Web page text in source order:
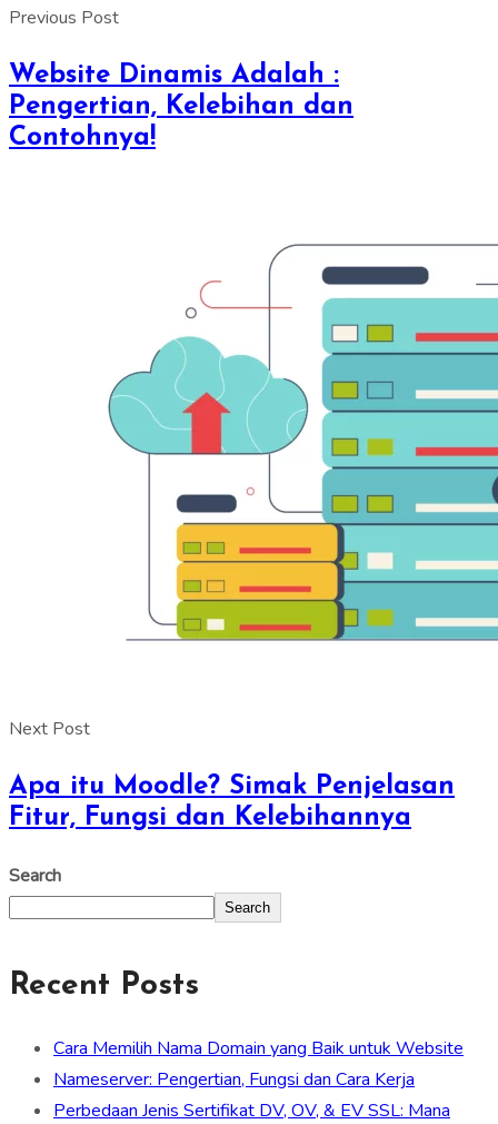
Previous Post
Website Dinamis Adalah :
Pengertian, Kelebihan dan
Contohnya!
Next Post
Apa itu Moodle? Simak Penjelasan
Fitur, Fungsi dan Kelebihannya
Search
Search
Recent Posts
Cara Memilih Nama Domain yang Baik untuk Website
Nameserver: Pengertian, Fungsi dan Cara Kerja
Perbedaan Jenis Sertifikat DV, OV, & EV SSL: Mana